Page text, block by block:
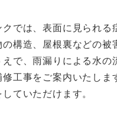
クでは、表面に見られる
の構造、屋根裏などの被
で、雨漏りによる水の
修工事をご案内いたしま
ていただけます。